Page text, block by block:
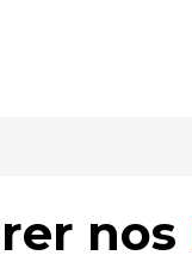
nos